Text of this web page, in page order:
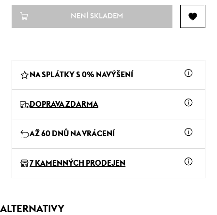
NENÍ SKLADEM
NA SPLÁTKY S 0% NAVÝŠENÍ
DOPRAVA ZDARMA
AŽ 60 DNŮ NA VRÁCENÍ
7 KAMENNÝCH PRODEJEN
ALTERNATIVY